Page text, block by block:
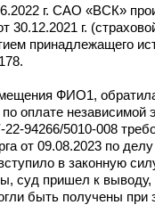
г. САО «ВСК»
30.12.2021 г.
принадлежащего
ФИО1,
оплате независимой
94266/5010-008
от 09.08.2023 по
в законную
суд пришел к
быть получены